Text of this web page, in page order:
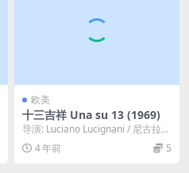
欧美
十三吉祥 Una su 13 (1969)
导演: Luciano Lucignani / 尼古拉斯
·加斯纳 编剧: Ant...
4 年前 5